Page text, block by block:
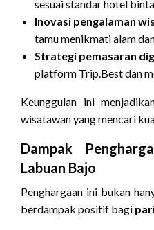
sesuai standar hotel
Inovasi pengalaman
tamu menikmati alam
Strategi pemasaran
platform Trip.Best dan
Keunggulan ini
wisatawan yang mencari
Dampak
Labuan Bajo
Penghargaan ini bukan
berdampak positif bagi